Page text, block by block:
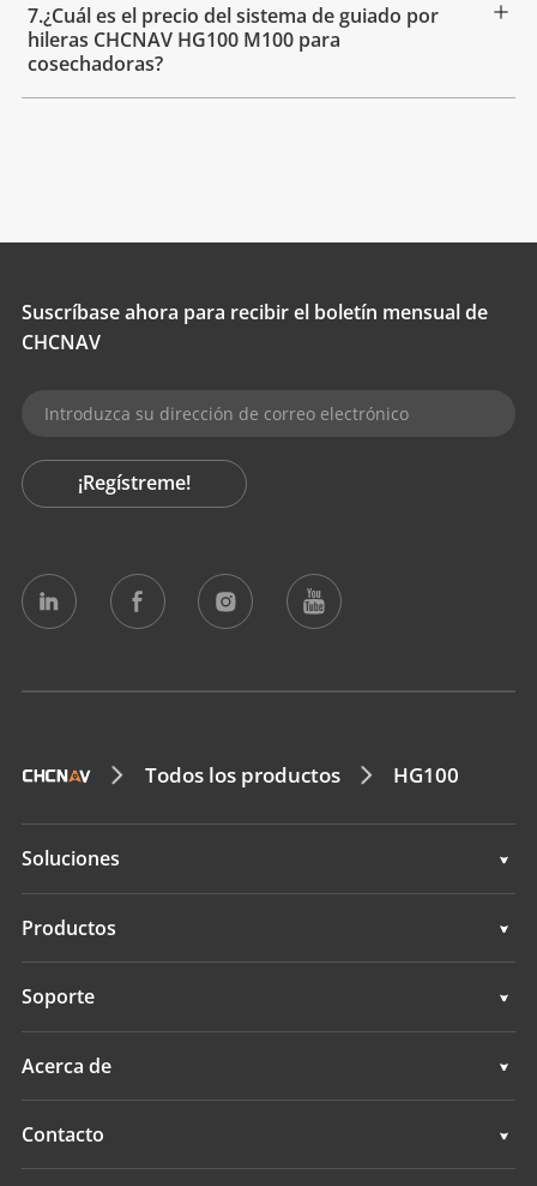
7.¿Cuál es el precio del sistema de guiado por
hileras CHCNAV HG100 M100 para
cosechadoras?
Suscríbase ahora para recibir el boletín mensual de
CHCNAV
¡Regístreme!
Todos los productos HG100
Soluciones
Soluciones
Productos
Sistemas de dirección automática
Sistemas de nivelación de terrenos
Soporte
Soporte
Acerca de
Descripción general
Contacto